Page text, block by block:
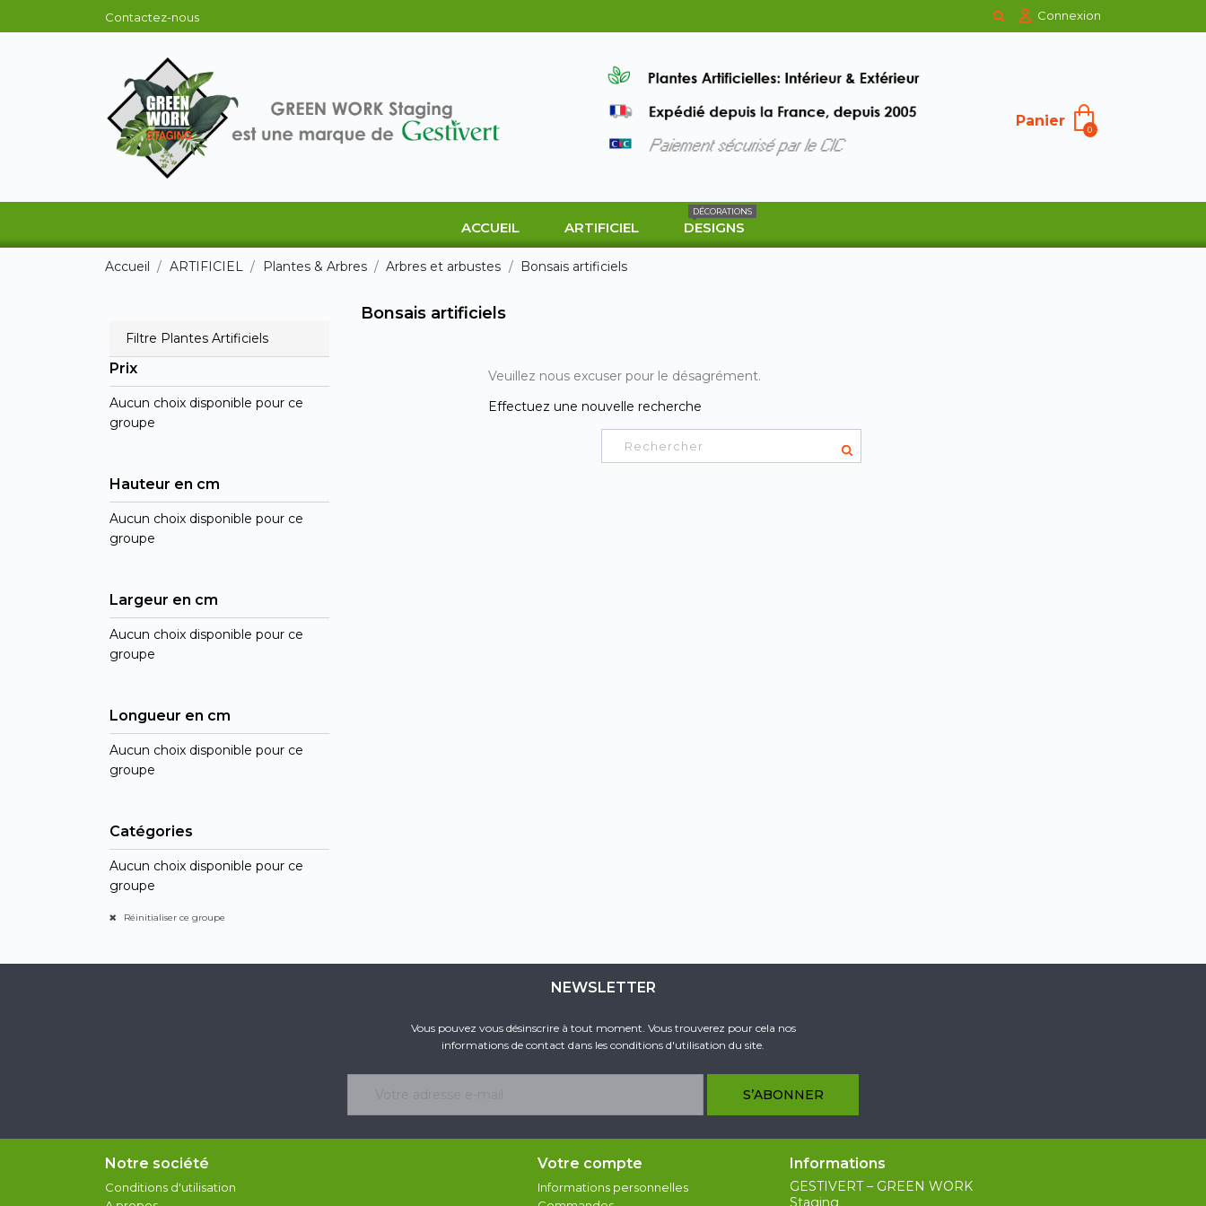
Contactez-nous Connexion
Panier
0
ACCUEIL ARTIFICIEL DESIGNS
DÉCORATIONS
Accueil ARTIFICIEL Plantes & Arbres Arbres et arbustes Bonsais artificiels
Filtre Plantes Artificiels
Prix
Aucun choix disponible pour ce
groupe
Hauteur en cm
Aucun choix disponible pour ce
groupe
Largeur en cm
Aucun choix disponible pour ce
groupe
Longueur en cm
Aucun choix disponible pour ce
groupe
Catégories
Aucun choix disponible pour ce
groupe
Réinitialiser ce groupe
Bonsais artificiels
Veuillez nous excuser pour le désagrément.
Effectuez une nouvelle recherche
NEWSLETTER
Vous pouvez vous désinscrire à tout moment. Vous trouverez pour cela nos
informations de contact dans les conditions d'utilisation du site.
Notre société
Conditions d'utilisation
Votre compte
Informations personnelles
Informations
GESTIVERT – GREEN WORK
Staging